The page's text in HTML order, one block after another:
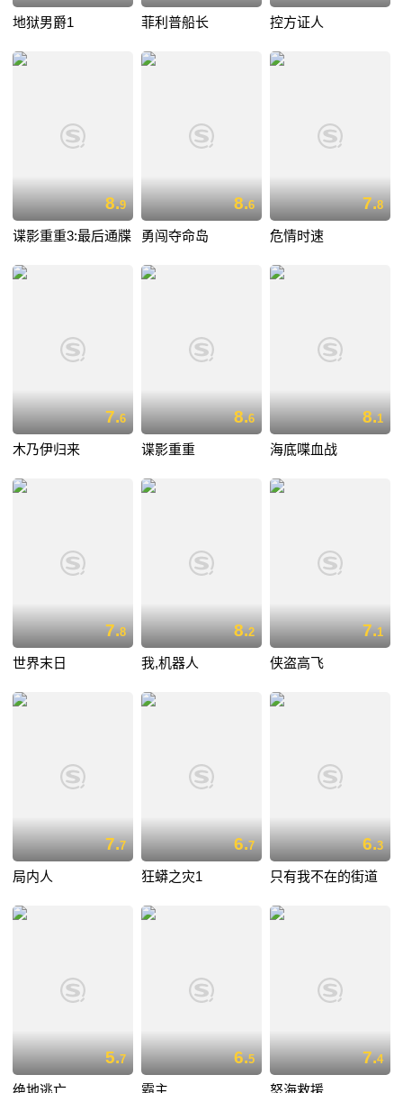
地狱男爵1 菲利普船长 控方证人
8.9
谍影重重3:最后通牒
8.6
勇闯夺命岛
7.8
危情时速
7.6
木乃伊归来
8.6
谍影重重
8.1
海底喋血战
7.8
世界末日
8.2
我,机器人
7.1
侠盗高飞
7.7
局内人
6.7
狂蟒之灾1
6.3
只有我不在的街道
5.7 6.5 7.4